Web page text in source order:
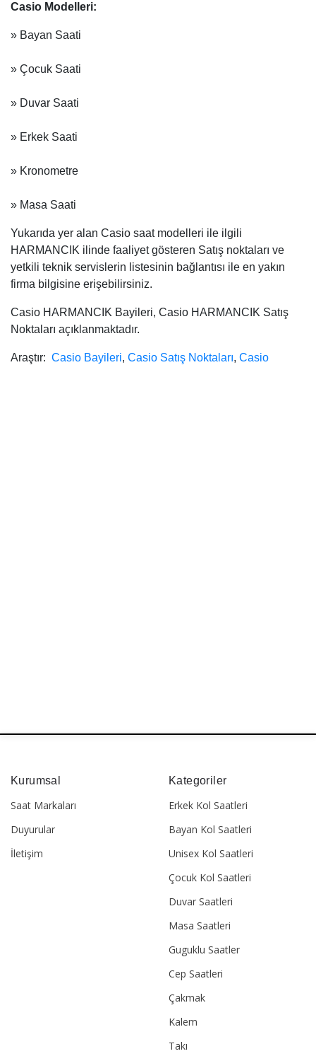
Casio Modelleri:
» Bayan Saati
» Çocuk Saati
» Duvar Saati
» Erkek Saati
» Kronometre
» Masa Saati
Yukarıda yer alan Casio saat modelleri ile ilgili
HARMANCIK ilinde faaliyet gösteren Satış noktaları ve
yetkili teknik servislerin listesinin bağlantısı ile en yakın
firma bilgisine erişebilirsiniz.
Casio HARMANCIK Bayileri, Casio HARMANCIK Satış
Noktaları açıklanmaktadır.
Araştır: Casio Bayileri, Casio Satış Noktaları, Casio
Kurumsal
Saat Markaları
Duyurular
İletişim
Kategoriler
Erkek Kol Saatleri
Bayan Kol Saatleri
Unisex Kol Saatleri
Çocuk Kol Saatleri
Duvar Saatleri
Masa Saatleri
Guguklu Saatler
Cep Saatleri
Çakmak
Kalem
Takı